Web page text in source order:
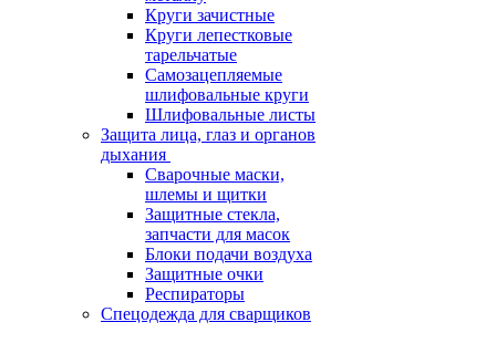
Круги зачистные
Круги лепестковые
тарельчатые
Самозацепляемые
шлифовальные круги
Шлифовальные листы
Защита лица, глаз и органов
дыхания
Сварочные маски,
шлемы и щитки
Защитные стекла,
запчасти для масок
Блоки подачи воздуха
Защитные очки
Респираторы
Спецодежда для сварщиков